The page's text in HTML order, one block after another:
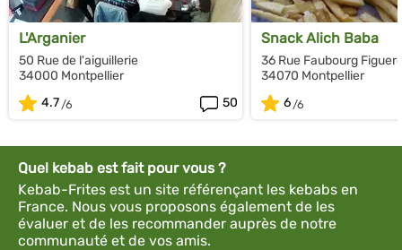
L'Arganier
50 Rue de l'aiguillerie
34000 Montpellier
4.7
50
Snack Alich Baba
36 Rue Faubourg
34070 Montpellier
6
Quel kebab est fait pour vous ?
Kebab-Frites est un site référençant les kebabs en
France. Nous vous proposons également de les
évaluer et de les recommander auprès de notre
communauté et de vos amis.